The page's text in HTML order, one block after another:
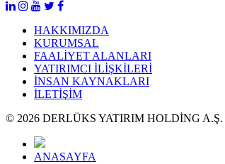
HAKKIMIZDA
KURUMSAL
FAALİYET ALANLARI
YATIRIMCI İLİŞKİLERİ
İNSAN KAYNAKLARI
İLETİŞİM
© 2026 DERLÜKS YATIRIM HOLDİNG A.Ş.
ANASAYFA